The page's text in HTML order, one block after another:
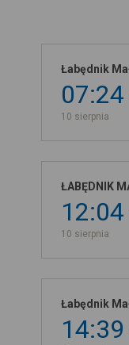
Łabędnik
07:24
10 sierpnia
ŁABĘDNIK
12:04
10 sierpnia
Łabędnik
14:39